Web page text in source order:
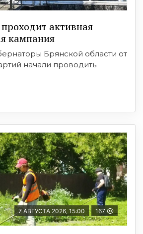
активная
кампания
Брянской области от
начали проводить
7 АВГУСТА 2026, 15:00 167